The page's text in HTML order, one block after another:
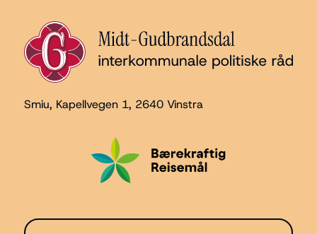
Smiu, Kapellvegen 1, 2640 Vinstra